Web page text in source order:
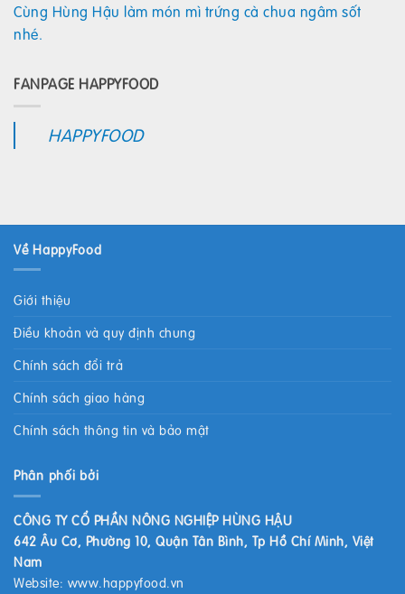
Cùng Hùng Hậu làm món mì trứng cà chua ngâm sốt
nhé.
FANPAGE HAPPYFOOD
HAPPYFOOD
Về HappyFood
Giới thiệu
Điều khoản và quy định chung
Chính sách đổi trả
Chính sách giao hàng
Chính sách thông tin và bảo mật
Phân phối bởi
CÔNG TY CỔ PHẦN NÔNG NGHIỆP HÙNG HẬU
642 Âu Cơ, Phường 10, Quận Tân Bình, Tp Hồ Chí Minh, Việt
Nam
Website: www.happyfood.vn